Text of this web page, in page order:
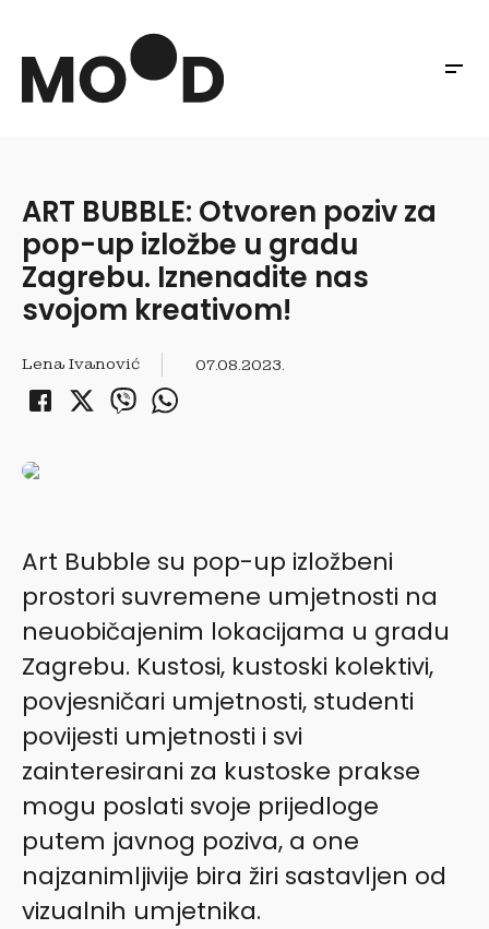
ART BUBBLE: Otvoren poziv za
pop-up izložbe u gradu
Zagrebu. Iznenadite nas
svojom kreativom!
Lena Ivanović 07.08.2023.
Art Bubble su pop-up izložbeni
prostori suvremene umjetnosti na
neuobičajenim lokacijama u gradu
Zagrebu. Kustosi, kustoski kolektivi,
povjesničari umjetnosti, studenti
povijesti umjetnosti i svi
zainteresirani za kustoske prakse
mogu poslati svoje prijedloge
putem javnog poziva, a one
najzanimljivije bira žiri sastavljen od
vizualnih umjetnika.